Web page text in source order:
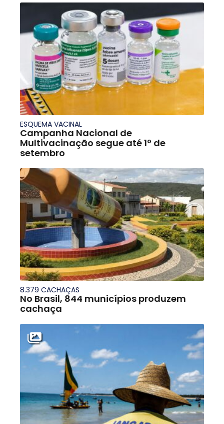
ESQUEMA VACINAL
Campanha Nacional de
Multivacinação segue até 1º de
setembro
8.379 CACHAÇAS
No Brasil, 844 municípios produzem
cachaça